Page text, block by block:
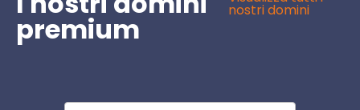
premium
nostri domini